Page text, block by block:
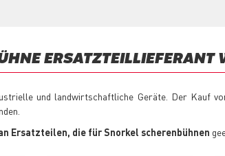
ERSATZTEILLIEFERANT
und landwirtschaftliche Geräte. Der Kauf
Ersatzteilen, die für Snorkel scherenbühnen